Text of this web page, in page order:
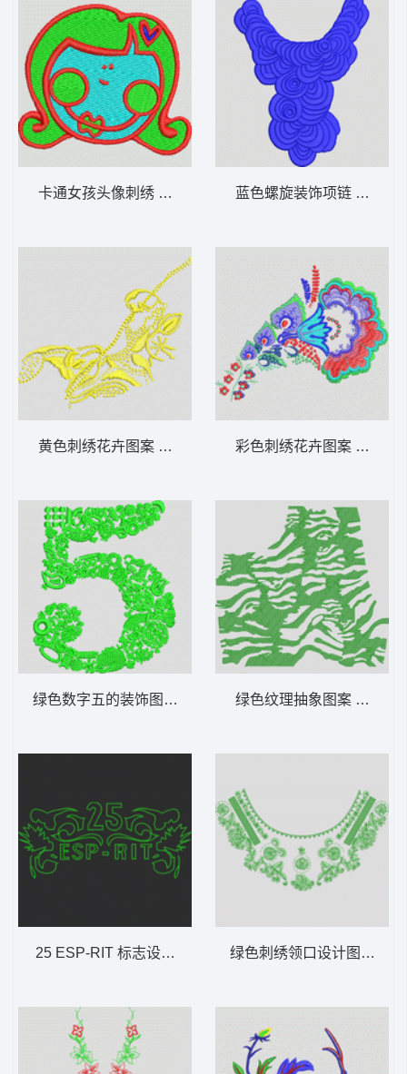
卡通女孩头像刺绣 眼镜女
黄色刺绣花卉图案 简单小花
绿色数字五的装饰图案 花5
25 ESP-RIT 标志设计 单针字母
蓝色螺旋装饰项链 褶状包
彩色刺绣花卉图案 经典花
绿色纹理抽象图案 河流样
绿色刺绣领口设计图 简单领